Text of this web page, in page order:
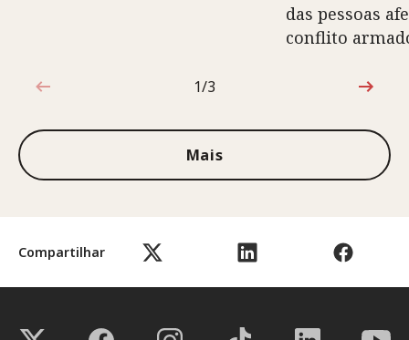
Compartilhar
das pessoas
conflito
1 de 3
1/3
Mais